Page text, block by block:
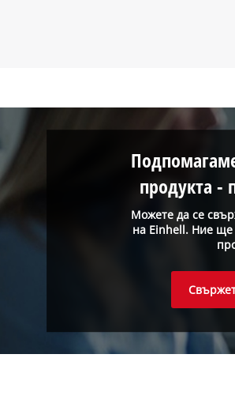
Можете да се
на Einhell. Ние ще
продукта -